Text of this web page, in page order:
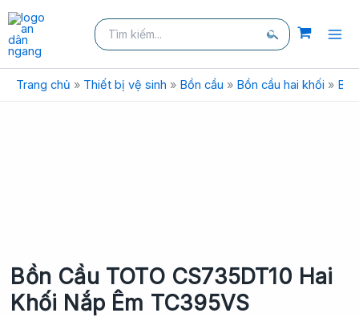
Nhảy
tới
nội
dung
Tìm
kiếm:
kiếm
Trang chủ » Thiết bị vệ sinh » Bồn cầu » Bồn cầu hai khối »
Bồn Cầu TOTO CS735DT10 Hai
Khối Nắp Êm TC395VS